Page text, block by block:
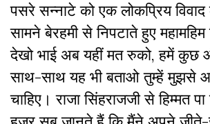
पसरे सन्नाटे को एक लोकप्रिय
सामने बेरहमी से निपटाते हुए
देखो भाई अब यहीं मत रुको, हमें
साथ-साथ यह भी बताओ तुम्हें मुझसे
चाहिए। राजा सिंहराजजी से हिम्मत